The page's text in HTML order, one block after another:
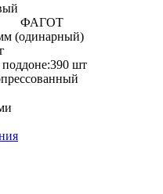
ФАГОТ
(одинарный)
390 шт